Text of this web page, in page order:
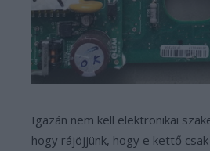
Igazán nem kell elektronikai
hogy rájöjjünk, hogy e kettő